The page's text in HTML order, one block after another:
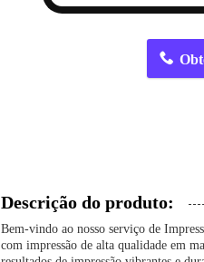
Descrição do produto:
Bem-vindo ao nosso serviço de
com impressão de alta qualidade em